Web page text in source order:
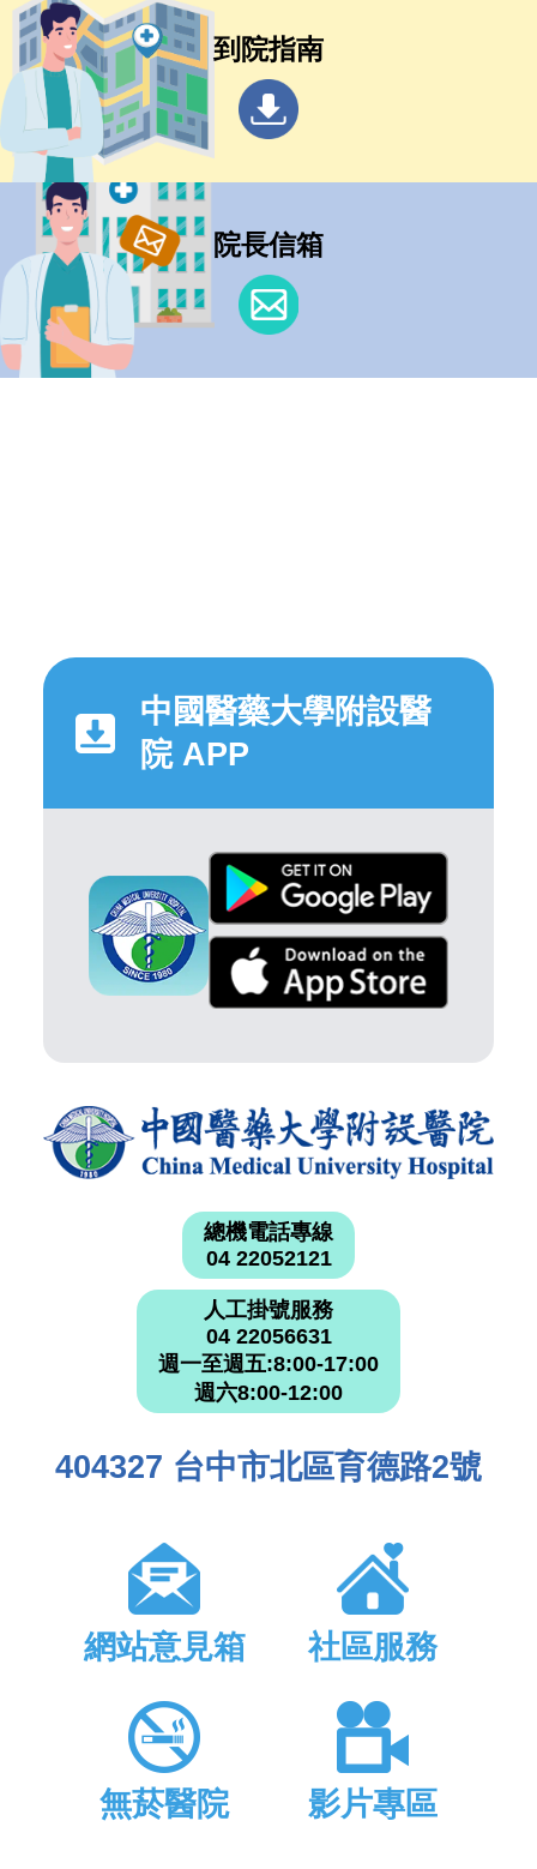
到院指南
院長信箱
中國醫藥大學附設醫
院 APP
總機電話專線
04 22052121
人工掛號服務
04 22056631
週一至週五:8:00-17:00
週六8:00-12:00
404327 台中市北區育德路2號
網站意見箱 社區服務
無菸醫院 影片專區